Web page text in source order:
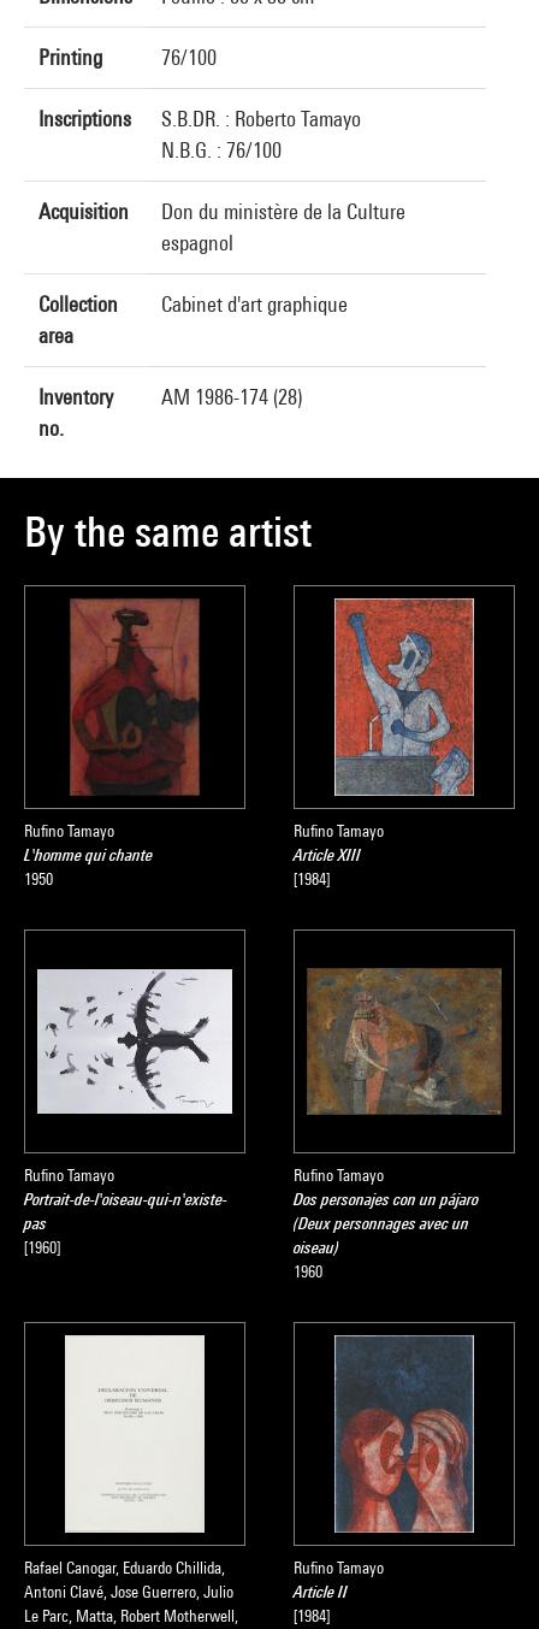
Printing 76/100
Inscriptions
S.B.DR. : Roberto Tamayo
N.B.G. : 76/100
Acquisition
Don du ministère de la Culture
espagnol
Collection
area
Cabinet d'art graphique
Inventory
no.
AM 1986-174 (28)
By the same artist
Rufino Tamayo
L'homme qui chante
1950
Rufino Tamayo
Article XIII
[1984]
Rufino Tamayo
Portrait-de-l'oiseau-qui-n'existe-
pas
[1960]
Rufino Tamayo
Dos personajes con un pájaro
(Deux personnages avec un
oiseau)
1960
Rafael Canogar, Eduardo Chillida,
Antoni Clavé, Jose Guerrero, Julio
Le Parc, Matta, Robert Motherwell,
Rufino Tamayo
Article II
[1984]